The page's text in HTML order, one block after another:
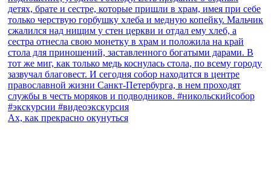
Ах, как прекрасно окунуться